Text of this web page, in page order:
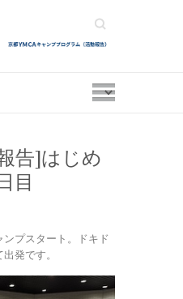
Search
告]はじめ
目
プスタート。ドキド
発です。